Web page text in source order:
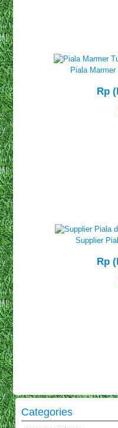
Piala
Rp
Supplier
Rp
Categories